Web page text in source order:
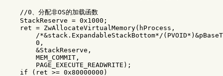
    //0、分配非OS的加载函数
    StackReserve = 0x1000;
    ret = ZwAllocateVirtualMemory(hProcess,
/*&stack.ExpandableStackBottom*/
        0,
        &StackReserve,
        MEM_COMMIT,
        PAGE_EXECUTE_READWRITE);
    if (ret >= 0x80000000)